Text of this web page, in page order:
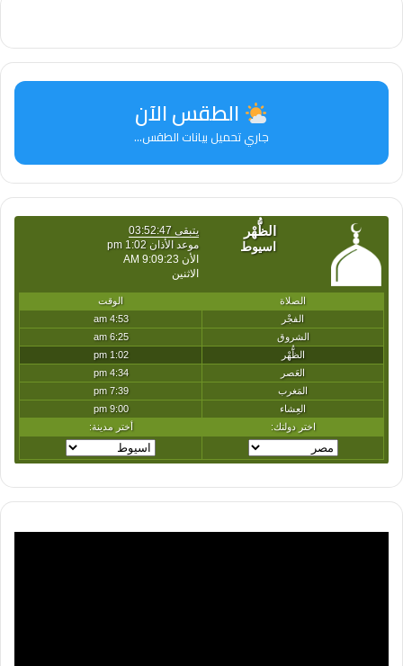
الطقس الآن
جاري تحميل بيانات الطقس...